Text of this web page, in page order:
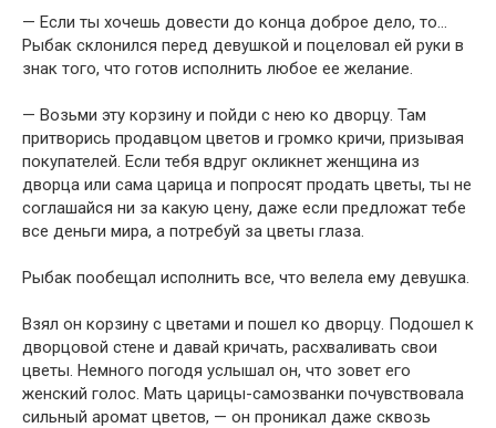
— Если ты хочешь довести до конца доброе дело, то…
Рыбак склонился перед девушкой и поцеловал ей руки в
знак того, что готов исполнить любое ее желание.
— Возьми эту корзину и пойди с нею ко дворцу. Там
притворись продавцом цветов и громко кричи, призывая
покупателей. Если тебя вдруг окликнет женщина из
дворца или сама царица и попросят продать цветы, ты не
соглашайся ни за какую цену, даже если предложат тебе
все деньги мира, а потребуй за цветы глаза.
Рыбак пообещал исполнить все, что велела ему девушка.
Взял он корзину с цветами и пошел ко дворцу. Подошел к
дворцовой стене и давай кричать, расхваливать свои
цветы. Немного погодя услышал он, что зовет его
женский голос. Мать царицы-самозванки почувствовала
сильный аромат цветов, — он проникал даже сквозь